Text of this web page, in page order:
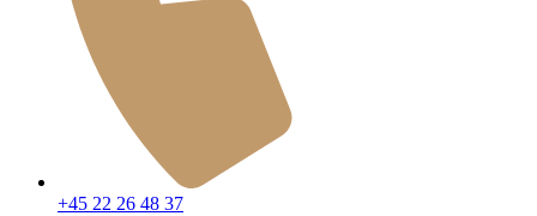
+45 22 26 48 37